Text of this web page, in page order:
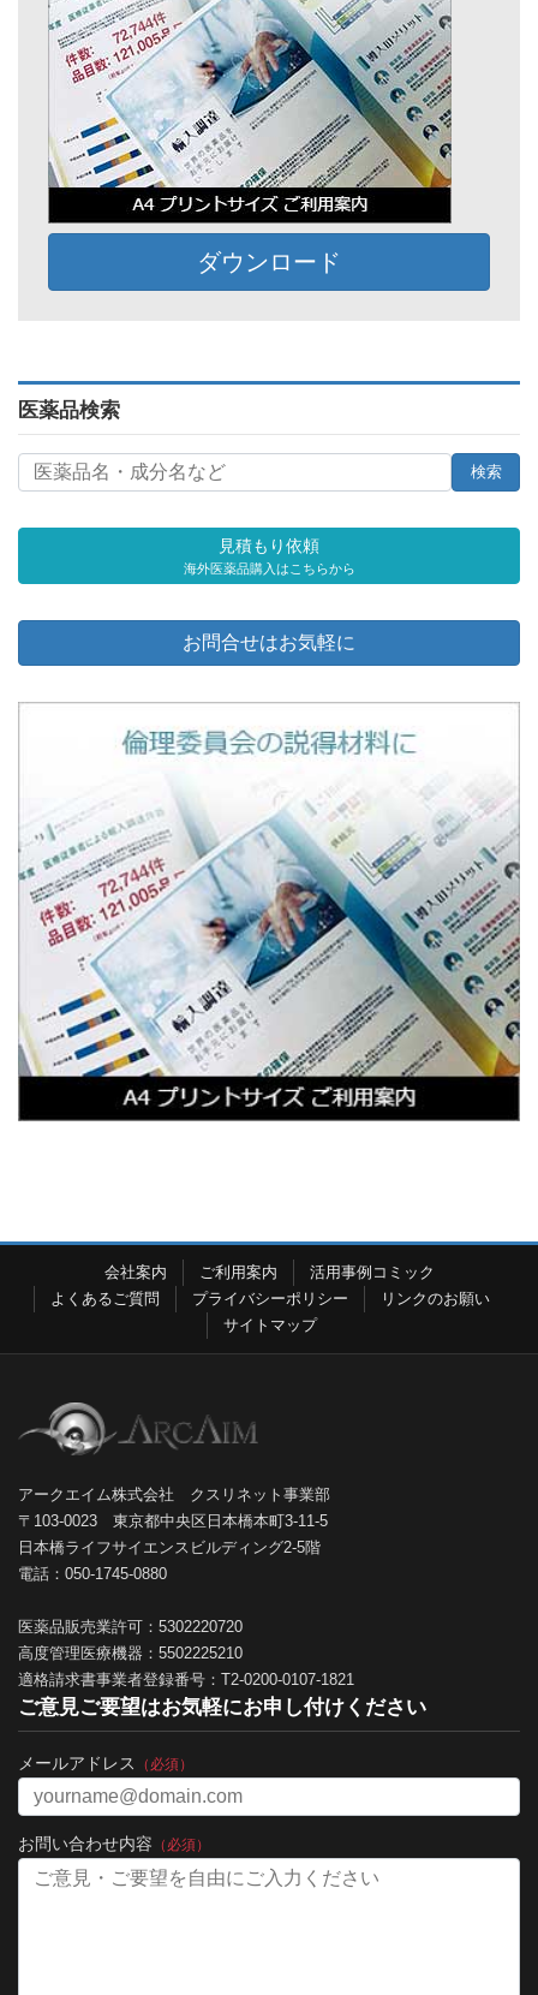
ダウンロード
医薬品検索
見積もり依頼
海外医薬品購入はこちらから
お問合せはお気軽に
会社案内 ご利用案内
活用事例コミック
よくあるご質問
プライバシーポリシー
リンクのお願い
サイトマップ
アークエイム株式会社 クスリネット事業部
〒103-0023 東京都中央区日本橋本町3-11-5
日本橋ライフサイエンスビルディング2-5階
電話：050-1745-0880
医薬品販売業許可：5302220720
高度管理医療機器：5502225210
適格請求書事業者登録番号：T2-0200-0107-1821
ご意見ご要望はお気軽にお申し付けください
メールアドレス （必須）
お問い合わせ内容 （必須）